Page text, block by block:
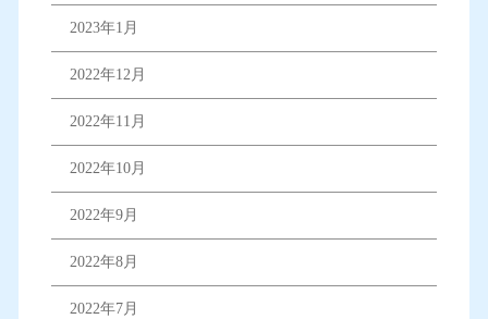
2023年1月
2022年12月
2022年11月
2022年10月
2022年9月
2022年8月
2022年7月